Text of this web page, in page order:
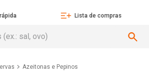
Lista de compras
Azeitonas e Pepinos